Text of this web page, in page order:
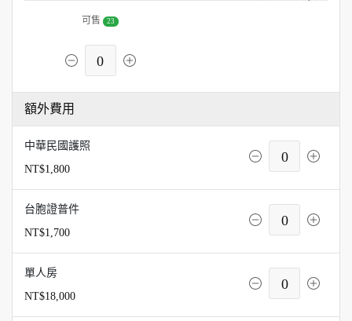
可售 23
0
額外費用
中華民國護照
NT$1,800
0
台胞證普件
NT$1,700
0
單人房
NT$18,000
0